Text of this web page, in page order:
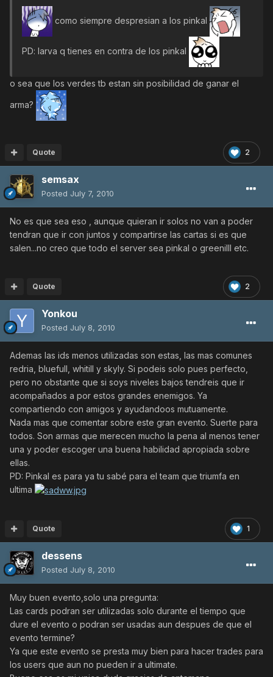
como siempre despresian a los pinkal
PD: larva q tienes en contra de los pinkal
o sea que los verdes tb estan sin posibilidad de ganar el
arma?
2
Quote
semsax
Posted July 7, 2010
No es que sea eso , aunque quieran ir solos no van a poder
tendran que ir con juntos y compartirse las cartas si es que
salen...no creo que todo el server sea pinkal o greenilll etc.
2
Quote
Yonkou
Posted July 8, 2010
Ademas las ids menos utilizadas son estas, las mas comunes
redria, bluefull, whitill y skyly. Si podeis solo pues perfecto,
pero no obstante que si soys niveles bajos tendreis que ir
acompañados a por estos grandes enemigos. Ya
compartiendo con amigos y ayudandoos mutuamente.
Nada mas que comentar sobre este gran evento. Suerte para
todos. Son armas que merecen mucho la pena al menos tener
una y poder escoger una buena habilidad apropiada sobre
ellas.
PD: Pinkal es para ya tu sabé para el team que triumfa en
ultima
1
Quote
dessens
Posted July 8, 2010
Muy buen evento,solo una pregunta:
Las cards podran ser utilizadas solo durante el tiempo que
dure el evento o podran ser usadas aun despues de que el
evento termine?
Ya que este evento se presta muy bien para hacer trades para
los users que aun no pueden ir a ultimate.